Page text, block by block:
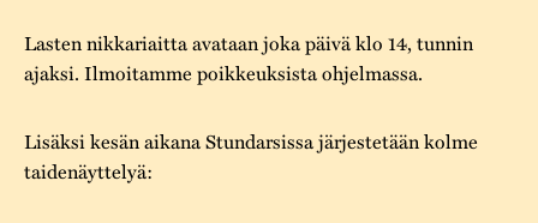
Lasten nikkariaitta avataan joka päivä klo 14, tunnin
ajaksi. Ilmoitamme poikkeuksista ohjelmassa.
Lisäksi kesän aikana Stundarsissa järjestetään kolme
taidenäyttelyä: